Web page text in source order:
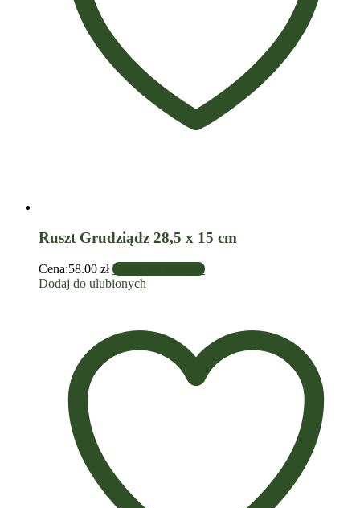
Ruszt Grudziądz 28,5 x 15 cm
Cena:58.00 zł Dodaj do koszyka
Dodaj do ulubionych